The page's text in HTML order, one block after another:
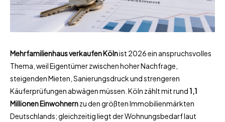
Mehrfamilienhaus verkaufen Kölnist 2026 ein anspruchsvolles
Thema, weil Eigentümer zwischen hoher Nachfrage,
steigenden Mieten, Sanierungsdruck und strengeren
Käuferprüfungen abwägen müssen. Köln zählt mit rund1,1
Millionen Einwohnernzu den größten Immobilienmärkten
Deutschlands; gleichzeitig liegt der Wohnungsbedarf laut